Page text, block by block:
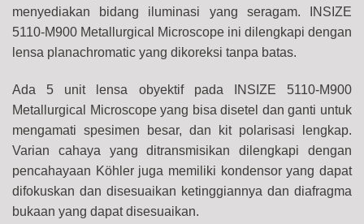
menyediakan bidang iluminasi yang seragam. INSIZE
5110-M900 Metallurgical Microscope ini dilengkapi dengan
lensa planachromatic yang dikoreksi tanpa batas.
Ada 5 unit lensa obyektif pada INSIZE 5110-M900
Metallurgical Microscope yang bisa disetel dan ganti untuk
mengamati spesimen besar, dan kit polarisasi lengkap.
Varian cahaya yang ditransmisikan dilengkapi dengan
pencahayaan Köhler juga memiliki kondensor yang dapat
difokuskan dan disesuaikan ketinggiannya dan diafragma
bukaan yang dapat disesuaikan.